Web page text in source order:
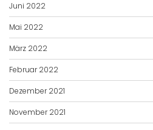
Juni 2022
Mai 2022
März 2022
Februar 2022
Dezember 2021
November 2021